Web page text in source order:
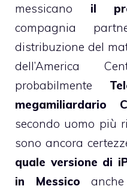
messicano il
compagnia
distribuzione del
dell’America
probabilmente
megamiliardario
secondo uomo più
sono ancora
quale versione di
in Messico